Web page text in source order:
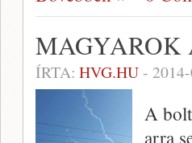
MAGYAROK
ÍRTA: HVG.HU-
A
arra